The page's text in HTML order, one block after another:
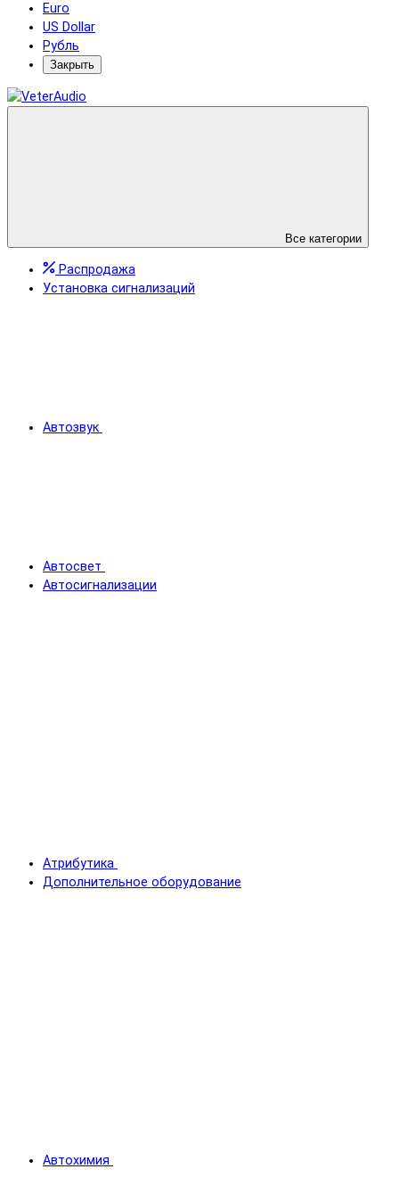
Euro
US Dollar
Рубль
Закрыть
Все категории
Распродажа
Установка сигнализаций
Автозвук
Автосвет
Автосигнализации
Атрибутика
Дополнительное оборудование
Автохимия